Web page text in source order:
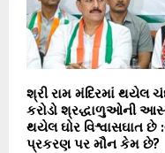
શ્રી રામ મંદિરમાં થયેલ
કરોડો શ્રદ્ધાળુઓની
થયેલ ઘોર વિશ્વાસઘાત
પ્રકરણ પર મૌન કેમ છે?